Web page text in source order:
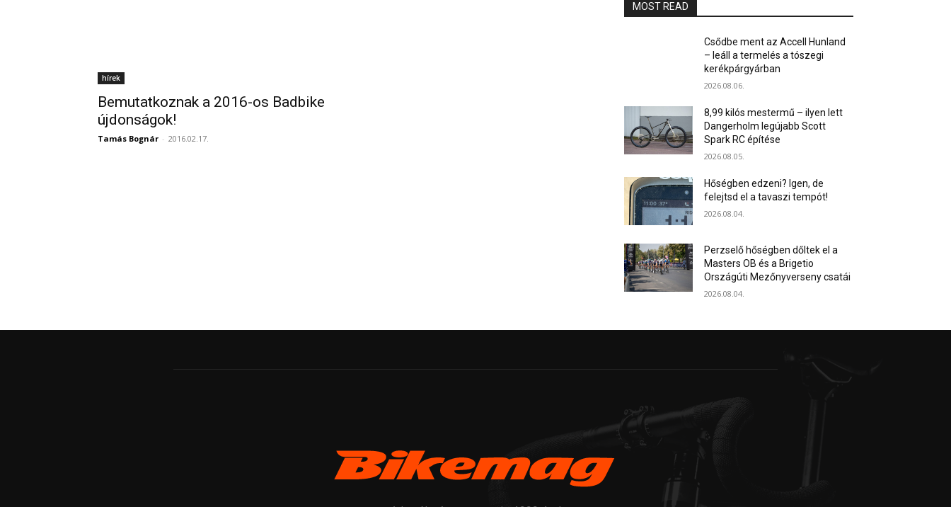
hírek
Bemutatkoznak a 2016-os Badbike
újdonságok!
Tamás Bognár - 2016.02.17.
MOST READ
Csődbe ment az Accell Hunland
– leáll a termelés a tószegi
kerékpárgyárban
2026.08.06.
8,99 kilós mestermű – ilyen lett
Dangerholm legújabb Scott
Spark RC építése
2026.08.05.
Hőségben edzeni? Igen, de
felejtsd el a tavaszi tempót!
2026.08.04.
Perzselő hőségben dőltek el a
Masters OB és a Brigetio
Országúti Mezőnyverseny csatái
2026.08.04.